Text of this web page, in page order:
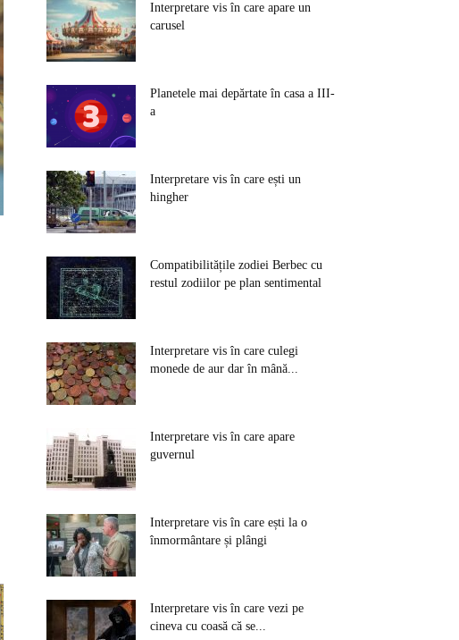
Interpretare vis în care apare un
carusel
Planetele mai depărtate în casa a III-
a
Interpretare vis în care ești un
hingher
Compatibilitățile zodiei Berbec cu
restul zodiilor pe plan sentimental
Interpretare vis în care culegi
monede de aur dar în mână...
Interpretare vis în care apare
guvernul
Interpretare vis în care ești la o
înmormântare și plângi
Interpretare vis în care vezi pe
cineva cu coasă că se...